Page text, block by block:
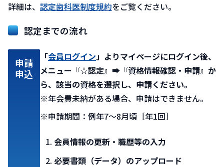
詳細は、 認定歯科医制度規約をご覧ください。​
認定までの流れ
申請
申込
「会員ログイン」よりマイページにログイン後、
メニュー『☆認定』➡『資格情報確認・申請』か
ら、該当の資格を選択し、申請ください。
※年会費未納がある場合、申請はできません。
※申請期間：例年7～8月頃［年1回］
会員情報の更新・職歴等の入力
必要書類（データ）のアップロード